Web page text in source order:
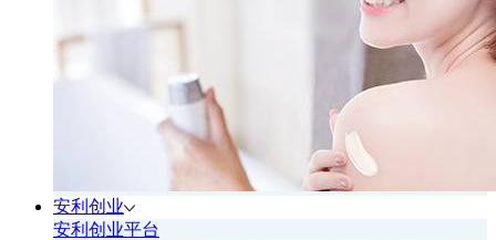
安利创业
安利创业平台